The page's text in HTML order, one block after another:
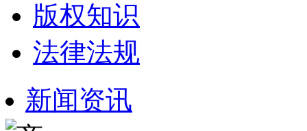
版权知识
法律法规
新闻资讯